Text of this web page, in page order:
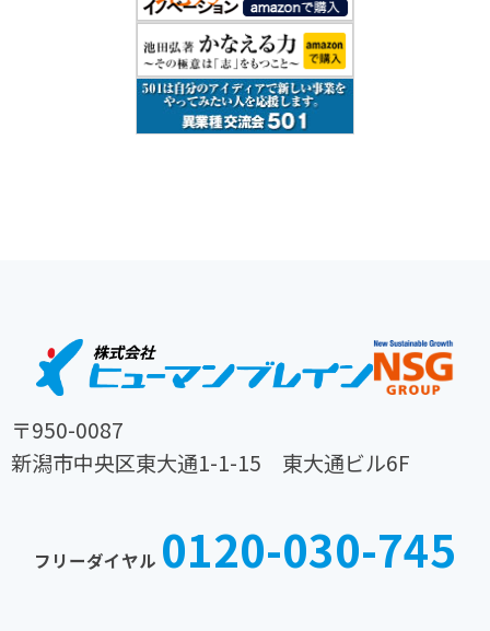
〒950-0087
新潟市中央区東大通1-1-15 東大通ビル6F
242-
242-
フリーダイヤル 0120-030-745